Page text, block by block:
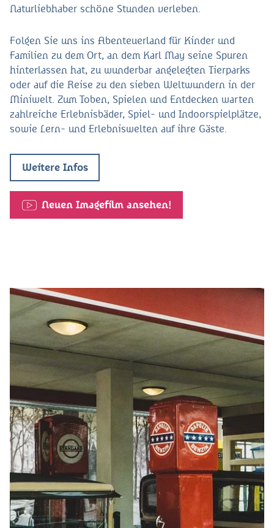
Naturliebhaber schöne Stunden verleben.
Folgen Sie uns ins Abenteuerland für Kinder und
Familien zu dem Ort, an dem Karl May seine Spuren
hinterlassen hat, zu wunderbar angelegten Tierparks
oder auf die Reise zu den sieben Weltwundern in der
Miniwelt. Zum Toben, Spielen und Entdecken warten
zahlreiche Erlebnisbäder, Spiel- und Indoorspielplätze,
sowie Lern- und Erlebniswelten auf ihre Gäste.
Weitere Infos
Neuen Imagefilm ansehen!